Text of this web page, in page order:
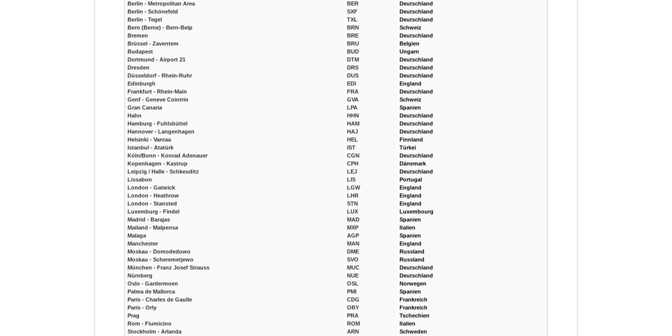
Berlin - Metropolitan Area
Berlin - Schönefeld
Berlin - Tegel
Bern (Berne) - Bern-Belp
Bremen
Brüssel - Zaventem
Budapest
Dortmund - Airport 21
Dresden
Düsseldorf - Rhein-Ruhr
Edinburgh
Frankfurt - Rhein-Main
Genf - Geneve Cointrin
Gran Canaria
Hahn
Hamburg - Fuhlsbüttel
Hannover - Langenhagen
Helsinki - Vantaa
Istanbul - Atatürk
Köln/Bonn - Konrad Adenauer
Kopenhagen - Kastrup
Leipzig / Halle - Schkeuditz
Lissabon
London - Gatwick
London - Heathrow
London - Stansted
Luxemburg - Findel
Madrid - Barajas
Mailand - Malpensa
Malaga
Manchester
Moskau - Domodedowo
Moskau - Scheremetjewo
München - Franz Josef Strauss
Nürnberg
Oslo - Gardermoen
Palma de Mallorca
Paris - Charles de Gaulle
Paris - Orly
Prag
Rom - Fiumicino
Stockholm - Arlanda
BER
SXF
TXL
BRN
BRE
BRU
BUD
DTM
DRS
DUS
EDI
FRA
GVA
LPA
HHN
HAM
HAJ
HEL
IST
CGN
CPH
LEJ
LIS
LGW
LHR
STN
LUX
MAD
MXP
AGP
MAN
DME
SVO
MUC
NUE
OSL
PMI
CDG
ORY
PRA
ROM
ARN
Deutschland
Deutschland
Deutschland
Schweiz
Deutschland
Belgien
Ungarn
Deutschland
Deutschland
Deutschland
England
Deutschland
Schweiz
Spanien
Deutschland
Deutschland
Deutschland
Finnland
Türkei
Deutschland
Dänemark
Deutschland
Portugal
England
England
England
Luxembourg
Spanien
Italien
Spanien
England
Russland
Russland
Deutschland
Deutschland
Norwegen
Spanien
Frankreich
Frankreich
Tschechien
Italien
Schweden